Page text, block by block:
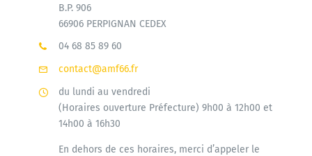
B.P. 906
66906 PERPIGNAN CEDEX
04 68 85 89 60
contact@amf66.fr
du lundi au vendredi
(Horaires ouverture Préfecture) 9h00 à 12h00 et
14h00 à 16h30
En dehors de ces horaires, merci d’appeler le